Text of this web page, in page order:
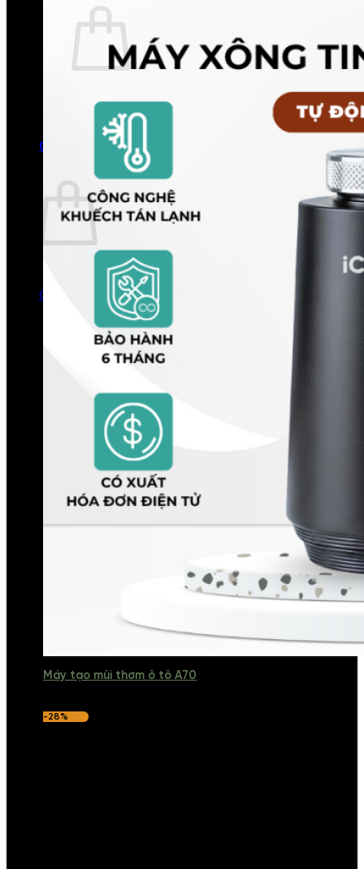
Quay trở lại cửa hàng
0
Giỏ hàng
Chưa có sản phẩm trong giỏ hàng.
Quay trở lại cửa hàng
Máy tạo mùi thơm ô tô A70
-28%